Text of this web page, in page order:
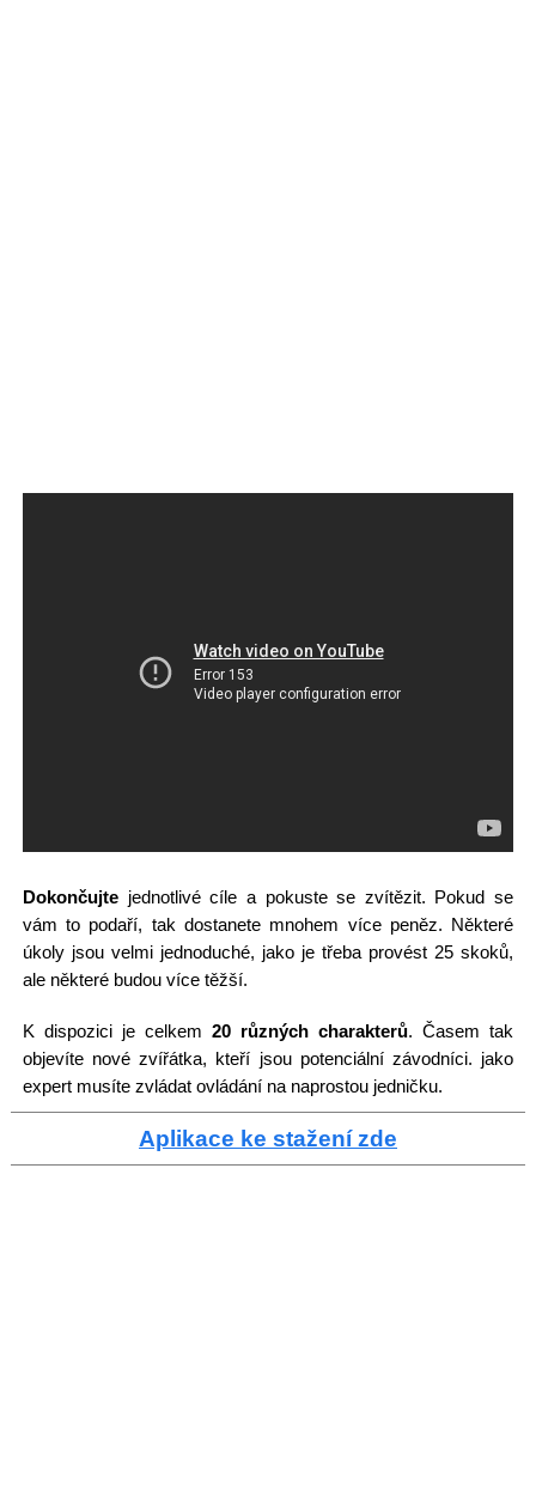
Dokončujtejednotlivé cíle a pokuste se zvítězit. Pokud se
vám to podaří, tak dostanete mnohem více peněz. Některé
úkoly jsou velmi jednoduché, jako je třeba provést 25 skoků,
ale některé budou více těžší.
K dispozici je celkem20 různých charakterů. Časem tak
objevíte nové zvířátka, kteří jsou potenciální závodníci. jako
expert musíte zvládat ovládání na naprostou jedničku.
Aplikace ke stažení zde